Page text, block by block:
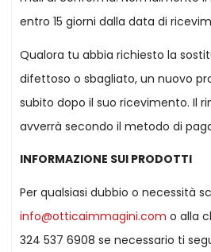
entro 15 giorni dalla data di
Qualora tu abbia richiesto la
difettoso o sbagliato, un nuovo
subito dopo il suo ricevimento. Il
avverrà secondo il metodo di
INFORMAZIONE SUI PRODOTTI
Per qualsiasi dubbio o necessità
info@otticaimmagini.com o alla
324 537 6908 se necessario ti